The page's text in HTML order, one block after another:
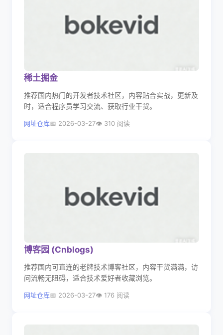
稀土掘金
推荐国内热门的开发者技术社区，内容贴合实战，更新及
时，适合程序员学习交流、获取行业干货。
网址仓库 2026-03-27 310 阅读
博客园 (Cnblogs)
推荐国内可直连的老牌技术博客社区，内容干货满满，访
问流畅无阻碍，适合技术爱好者收藏浏览。
网址仓库 2026-03-27 176 阅读